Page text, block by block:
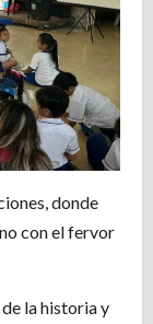
donde
con el fervor
la historia y